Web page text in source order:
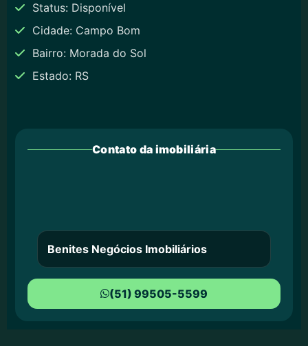
Status: Disponível
Cidade: Campo Bom
Bairro: Morada do Sol
Estado: RS
Contato da imobiliária
Benites Negócios Imobiliários
(51) 99505-5599